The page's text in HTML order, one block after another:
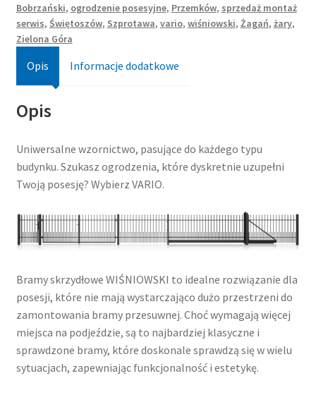
Bobrzański, ogrodzenie posesyjne, Przemków, sprzedaż montaż
serwis, Świętoszów, Szprotawa, vario, wiśniowski, Żagań, żary,
Zielona Góra
Opis Informacje dodatkowe
Opis
Uniwersalne wzornictwo, pasujące do każdego typu
budynku. Szukasz ogrodzenia, które dyskretnie uzupełni
Twoją posesję? Wybierz VARIO.
Bramy skrzydłowe WIŚNIOWSKI to idealne rozwiązanie dla
posesji, które nie mają wystarczająco dużo przestrzeni do
zamontowania bramy przesuwnej. Choć wymagają więcej
miejsca na podjeździe, są to najbardziej klasyczne i
sprawdzone bramy, które doskonale sprawdzą się w wielu
sytuacjach, zapewniając funkcjonalność i estetykę.